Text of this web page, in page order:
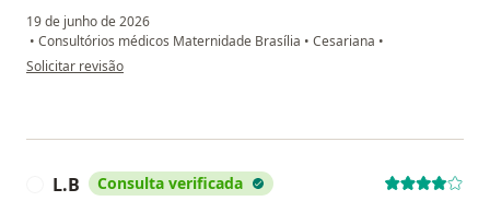
19 de junho de 2026
• Consultórios médicos Maternidade Brasília • Cesariana •
na opinião do utilizador Icla Joice
Solicitar revisão
L.B Consulta verificada